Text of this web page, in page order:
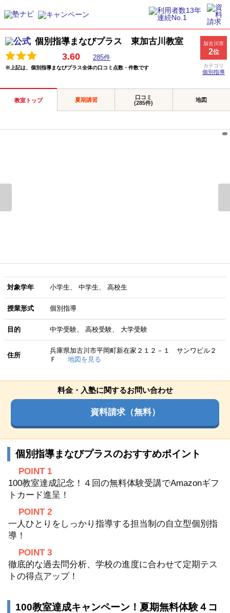
個別指導まなびプラス 東加古川教室
3.60 285件
※上記は、個別指導まなびプラス全体の口コミ点数・件数です
加古川市
2位
カテゴリ
個別指導
教室トップ 夏期講習
口コミ
(285件)
地図
対象学年 小学生 中学生 高校生
授業形式 個別指導
目的 中学受験 高校受験 大学受験
住所
兵庫県加古川市平岡町新在家２１２－１ サンワビル２
Ｆ
地図を見る
料金・入塾に関するお問い合わせ
資料請求（無料）
個別指導まなびプラスのおすすめポイント
POINT 1
100教室達成記念！４回の無料体験受講でAmazonギフ
トカード進呈！
POINT 2
一人ひとりをしっかり指導する担当制の自立型個別指
導！
POINT 3
徹底的な過去問分析、学校の進度に合わせて定期テス
トの得点アップ！
100教室達成キャンペーン！夏期無料体験４コ